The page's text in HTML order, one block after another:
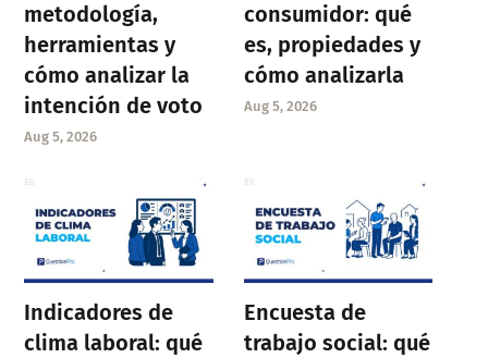
metodología,
herramientas y
cómo analizar la
intención de voto
Aug 5, 2026
consumidor: qué
es, propiedades y
cómo analizarla
Aug 5, 2026
Indicadores de
clima laboral: qué
Encuesta de
trabajo social: qué